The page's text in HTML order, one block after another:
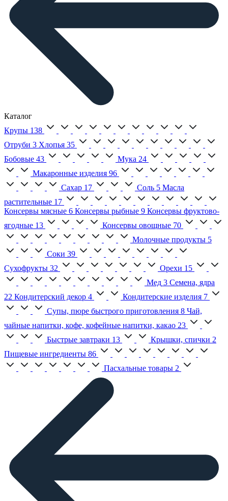
Каталог
Крупы 138
Отруби 3 Хлопья 35
Бобовые 43 Мука 24
Макаронные изделия 96
Сахар 17 Соль 5 Масла
растительные 17
Консервы мясные 6 Консервы рыбные 9 Консервы фруктово-
ягодные 13 Консервы овощные 70
Молочные продукты 5
Соки 39
Сухофрукты 32 Орехи 15
Мед 3 Семена, ядра
22 Кондитерский декор 4 Кондитерские изделия 7
Супы, пюре быстрого приготовления 8 Чай,
чайные напитки, кофе, кофейные напитки, какао 23
Быстрые завтраки 13 Крышки, спички 2
Пищевые ингредиенты 86
Пасхальные товары 2